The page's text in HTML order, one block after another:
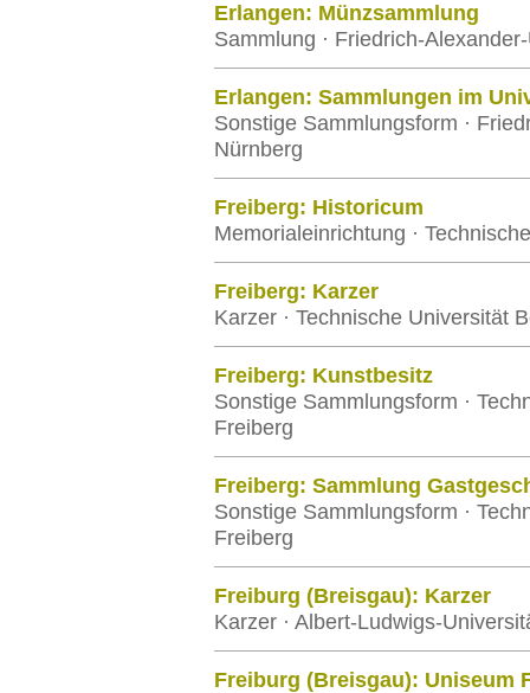
Erlangen: Münzsammlung
Sammlung · Friedrich-
Erlangen: Sammlungen im
Sonstige Sammlungsform ·
Nürnberg
Freiberg: Historicum
Memorialeinrichtung ·
Freiberg: Karzer
Karzer · Technische Universität
Freiberg: Kunstbesitz
Sonstige Sammlungsform ·
Freiberg
Freiberg: Sammlung
Sonstige Sammlungsform ·
Freiberg
Freiburg (Breisgau): Karzer
Karzer · Albert-Ludwigs-
Freiburg (Breisgau): Uniseum